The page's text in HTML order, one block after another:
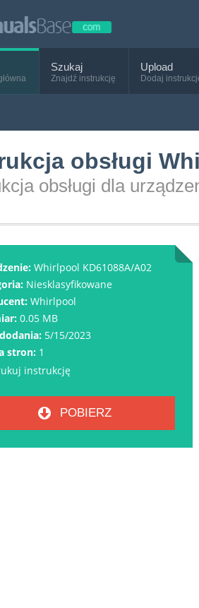
Szukaj
Znajdź instrukcję
Upload
Dodaj
obsługi
obsługi dla
Whirlpool KD61088A/A02
Niesklasyfikowane
Whirlpool
0.05 MB
5/15/2023
stron: 1
instrukcję
POBIERZ